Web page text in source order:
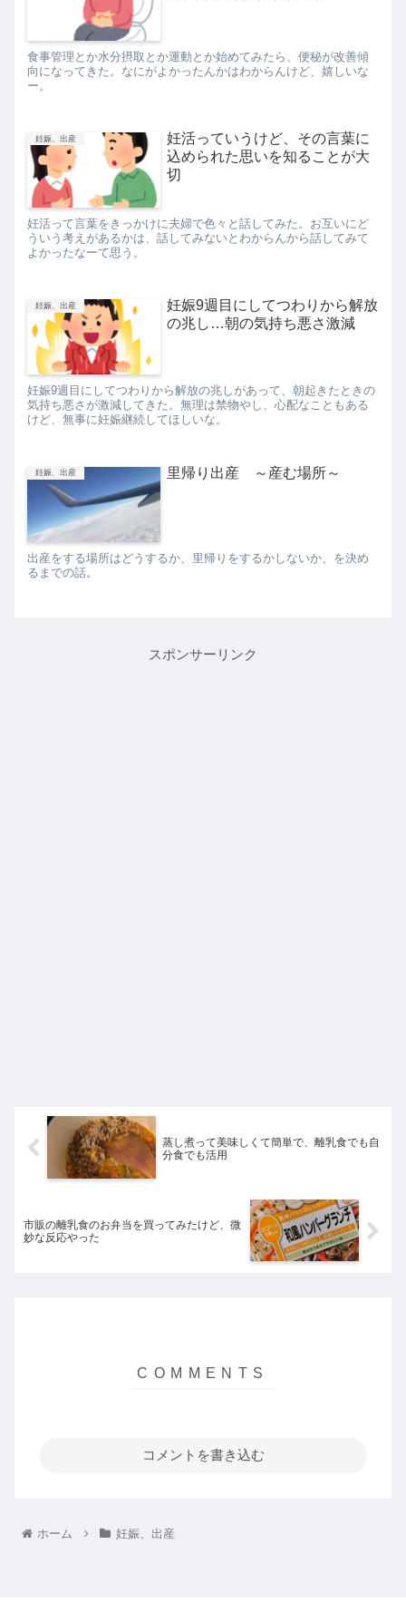
食事管理とか水分摂取とか運動とか始めてみたら、便秘が改善傾
向になってきた。なにがよかったんかはわからんけど、嬉しいな
ー。
妊娠、出産
妊活っていうけど、その言葉に
込められた思いを知ることが大
切
妊活って言葉をきっかけに夫婦で色々と話してみた。お互いにど
ういう考えがあるかは、話してみないとわからんから話してみて
よかったなーて思う。
妊娠、出産
妊娠9週目にしてつわりから解放
の兆し…朝の気持ち悪さ激減
妊娠9週目にしてつわりから解放の兆しがあって、朝起きたときの
気持ち悪さが激減してきた。無理は禁物やし、心配なこともある
けど、無事に妊娠継続してほしいな。
妊娠、出産 里帰り出産 ～産む場所～
出産をする場所はどうするか、里帰りをするかしないか、を決め
るまでの話。
スポンサーリンク
蒸し煮って美味しくて簡単で、離乳食でも自
分食でも活用
市販の離乳食のお弁当を買ってみたけど、微
妙な反応やった
コメントを書き込む
ホーム 妊娠、出産